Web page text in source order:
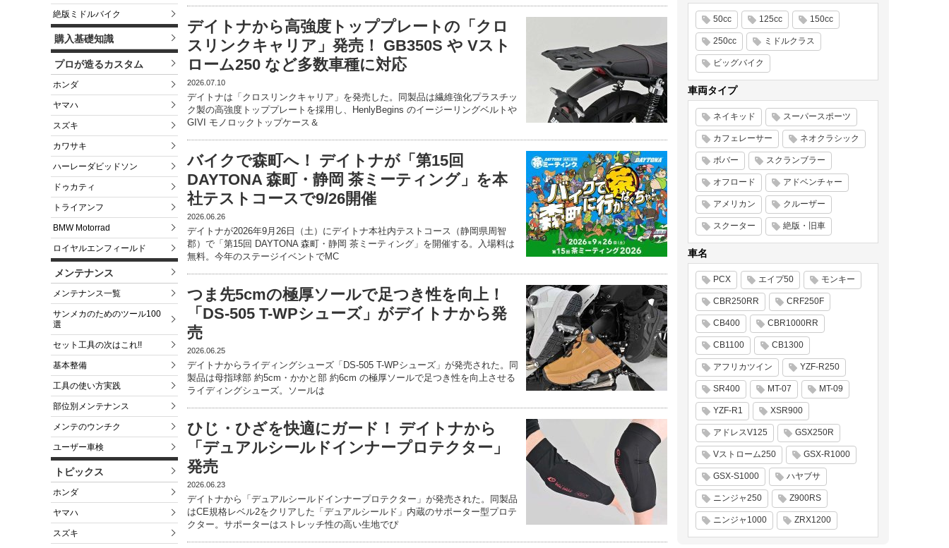
絶版ミドルバイク
購入基礎知識
プロが造るカスタム
ホンダ
ヤマハ
スズキ
カワサキ
ハーレーダビッドソン
ドゥカティ
トライアンフ
BMW Motorrad
ロイヤルエンフィールド
メンテナンス
メンテナンス一覧
サンメカのためのツール100
選
セット工具の次はこれ!!
基本整備
工具の使い方実践
部位別メンテナンス
メンテのウンチク
ユーザー車検
トピックス
ホンダ
ヤマハ
スズキ
デイトナから高強度トッププレートの「クロ
スリンクキャリア」発売！ GB350S や Vスト
ローム250 など多数車種に対応
2026.07.10
デイトナは「クロスリンクキャリア」を発売した。同製品は繊維強化プラスチッ
ク製の高強度トッププレートを採用し、HenlyBegins のイージーリングベルトや
GIVI モノロックトップケース＆
バイクで森町へ！ デイトナが「第15回
DAYTONA 森町・静岡 茶ミーティング」を本
社テストコースで9/26開催
2026.06.26
デイトナが2026年9月26日（土）にデイトナ本社内テストコース（静岡県周智
郡）で「第15回 DAYTONA 森町・静岡 茶ミーティング」を開催する。入場料は
無料。今年のステージイベントでMC
つま先5cmの極厚ソールで足つき性を向上！
「DS-505 T-WPシューズ」がデイトナから発
売
2026.06.25
デイトナからライディングシューズ「DS-505 T-WPシューズ」が発売された。同
製品は母指球部 約5cm・かかと部 約6cm の極厚ソールで足つき性を向上させる
ライディングシューズ。ソールは
ひじ・ひざを快適にガード！ デイトナから
「デュアルシールドインナープロテクター」
発売
2026.06.23
デイトナから「デュアルシールドインナープロテクター」が発売された。同製品
はCE規格レベル2をクリアした「デュアルシールド」内蔵のサポーター型プロテ
クター。サポーターはストレッチ性の高い生地でぴ
50cc 125cc 150cc
250cc ミドルクラス
ビッグバイク
車両タイプ
ネイキッド スーパースポーツ
カフェレーサー ネオクラシック
ボバー スクランブラー
オフロード アドベンチャー
アメリカン クルーザー
スクーター 絶版・旧車
車名
PCX エイプ50 モンキー
CBR250RR CRF250F
CB400 CBR1000RR
CB1100 CB1300
アフリカツイン YZF-R250
SR400 MT-07 MT-09
YZF-R1 XSR900
アドレスV125 GSX250R
Vストローム250 GSX-R1000
GSX-S1000 ハヤブサ
ニンジャ250 Z900RS
ニンジャ1000 ZRX1200